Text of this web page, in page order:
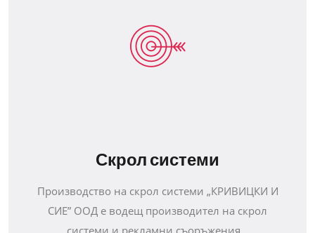
Скрол системи
Производство на скрол системи „КРИВИЦКИ И
СИЕ” ООД е водещ производител на скрол
системи и рекламни съоръжения...